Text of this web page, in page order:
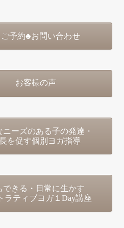
ご予約♣お問い合わせ
お客様の声
ニーズのある子の発達・
を促す個別ヨガ指導
できる・日常に生かす
ラティブヨガ１Day講座